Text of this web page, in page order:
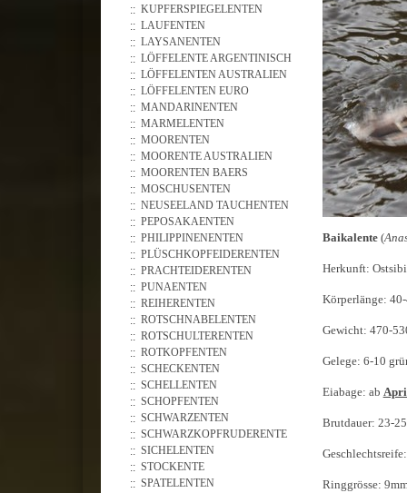
Baikalente(
Herkunft:
Körperlänge :
Gewicht: 470-
Gelege: 6-10
Eiabage: ab
Brutdauer: 23-
Ringgrösse:
KUPFERSPIEGELENTEN
LAUFENTEN
LAYSANENTEN
LÖFFELENTE ARGENTINISCH
LÖFFELENTEN AUSTRALIEN
LÖFFELENTEN EURO
MANDARINENTEN
MARMELENTEN
MOORENTEN
MOORENTE AUSTRALIEN
MOORENTEN BAERS
MOSCHUSENTEN
NEUSEELAND TAUCHENTEN
PEPOSAKAENTEN
PHILIPPINENENTEN
PLÜSCHKOPFEIDERENTEN
PRACHTEIDERENTEN
PUNAENTEN
REIHERENTEN
ROTSCHNABELENTEN
ROTSCHULTERENTEN
ROTKOPFENTEN
SCHECKENTEN
SCHELLENTEN
SCHOPFENTEN
SCHWARZENTEN
SCHWARZKOPFRUDERENTE
SICHELENTEN
STOCKENTE
SPATELENTEN